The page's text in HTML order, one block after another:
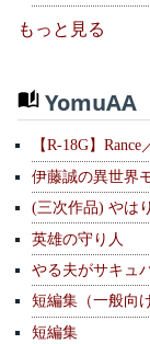
もっと見る
YomuAA
【R-18G】
伊藤誠の異世界
(三次作品) やは
英雄の守り人
やる夫がサキュ
短編集（一般向け
短編集